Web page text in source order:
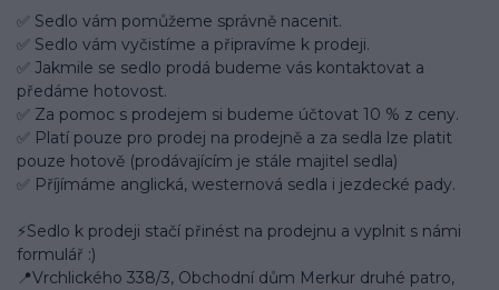
✅ Sedlo vám pomůžeme správně nacenit.
✅ Sedlo vám vyčistíme a připravíme k prodeji.
✅ Jakmile se sedlo prodá budeme vás kontaktovat a
předáme hotovost.
✅ Za pomoc s prodejem si budeme účtovat 10 % z ceny.
✅ Platí pouze pro prodej na prodejně a za sedla lze platit
pouze hotově (prodávajícím je stále majitel sedla)
✅ Příjímáme anglická, westernová sedla i jezdecké pady.
⚡Sedlo k prodeji stačí přinést na prodejnu a vyplnit s námi
formulář :)
📍Vrchlického 338/3, Obchodní dům Merkur druhé patro,